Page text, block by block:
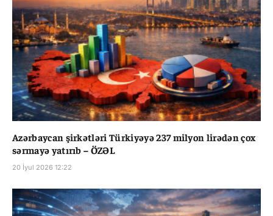
Azərbaycan şirkətləri Türkiyəyə 237 milyon lirədən çox
sərmayə yatırıb – ÖZƏL
20 İyul 2026 12:22